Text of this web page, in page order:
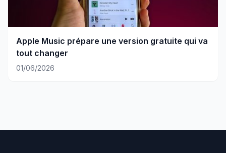
Apple Music prépare une version gratuite qui va
tout changer
01/06/2026